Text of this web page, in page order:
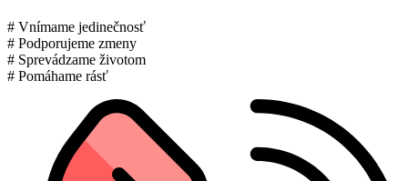
# Vnímame jedinečnosť
# Podporujeme zmeny
# Sprevádzame životom
# Pomáhame rásť